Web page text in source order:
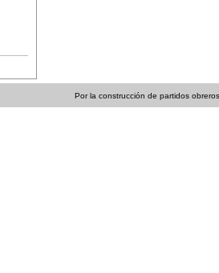
Por la construcción de partidos